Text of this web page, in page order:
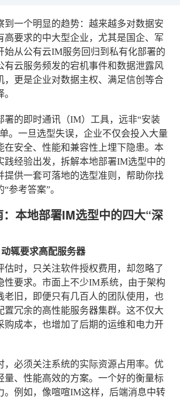
到一个明显的趋势：越来越多对数据安
高要求的中大型企业，尤其是国企、军
始从公有云IM服务回归到私有化部署的
有云服务频发的宕机事件和数据泄露风
，更是企业对数据主权、满足信创等合
署的即时通讯（IM）工具，远非“安装
。一旦选型失误，企业不仅会投入大量
在安全、性能和兼容性上埋下隐患。本
践经验出发，拆解本地部署IM选型中的
提供一套可落地的选型准则，帮助你找
参考答案”。
本地部署IM选型中的四大“深
辄要求高配服务器
估时，只关注软件授权费用，却忽略了
性要求。市面上不少IM系统，由于架构
老旧，即便只有几百人的团队使用，也
置冗余的高性能服务器集群。这不仅大
购成本，也增加了后期的运维和电力开
，必须关注系统的实际资源占用率。优
量、性能高效的方案。一个好的衡量标
。例如，像喧喧IM这样，后端消息中转